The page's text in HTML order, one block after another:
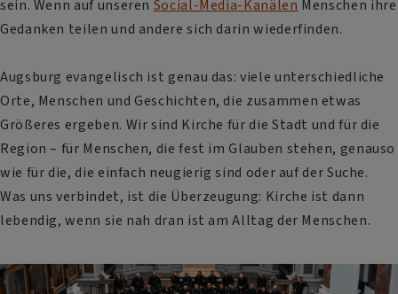
sein. Wenn auf unseren Social-Media-Kanälen Menschen ihre
Gedanken teilen und andere sich darin wiederfinden.
Augsburg evangelisch ist genau das: viele unterschiedliche
Orte, Menschen und Geschichten, die zusammen etwas
Größeres ergeben. Wir sind Kirche für die Stadt und für die
Region – für Menschen, die fest im Glauben stehen, genauso
wie für die, die einfach neugierig sind oder auf der Suche.
Was uns verbindet, ist die Überzeugung: Kirche ist dann
lebendig, wenn sie nah dran ist am Alltag der Menschen.